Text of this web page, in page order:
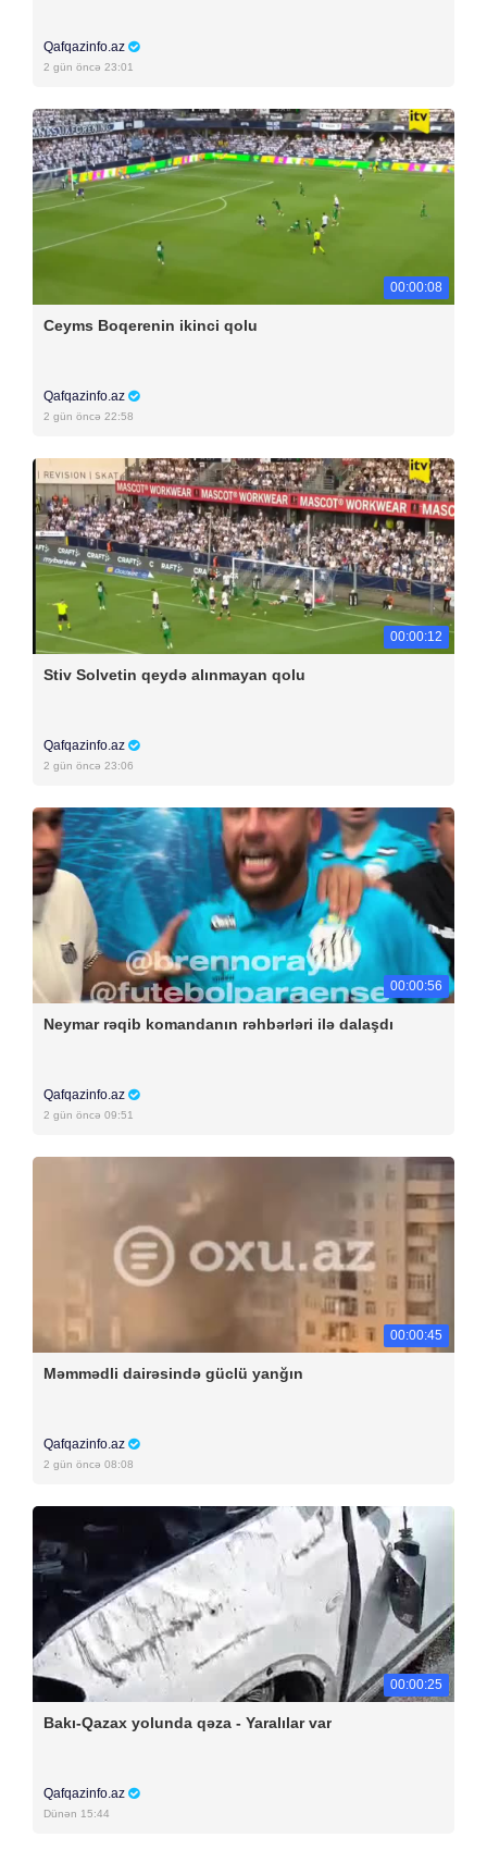
Qafqazinfo.az
2 gün öncə 23:01
00:00:08
Ceyms Boqerenin ikinci qolu
Qafqazinfo.az
2 gün öncə 22:58
00:00:12
Stiv Solvetin qeydə alınmayan qolu
Qafqazinfo.az
2 gün öncə 23:06
00:00:56
Neymar rəqib komandanın rəhbərləri ilə dalaşdı
Qafqazinfo.az
2 gün öncə 09:51
00:00:45
Məmmədli dairəsində güclü yanğın
Qafqazinfo.az
2 gün öncə 08:08
00:00:25
Bakı-Qazax yolunda qəza - Yaralılar var
Qafqazinfo.az
Dünən 15:44